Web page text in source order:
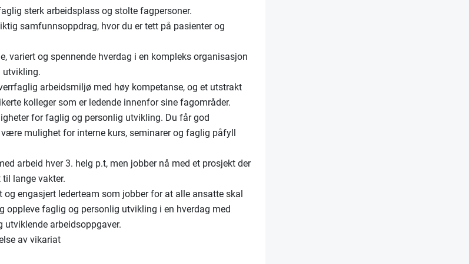
sterk arbeidsplass og stolte fagpersoner.
samfunnsoppdrag, hvor du er tett på pasienter og
variert og spennende hverdag i en kompleks organisasjon
utvikling.
arbeidsmiljø med høy kompetanse, og et utstrakt
kolleger som er ledende innenfor sine fagområder.
for faglig og personlig utvikling. Du får god
mulighet for interne kurs, seminarer og faglig påfyll
arbeid hver 3. helg p.t, men jobber nå med et prosjekt der
lange vakter.
og engasjert lederteam som jobber for at alle ansatte skal
oppleve faglig og personlig utvikling i en hverdag med
utviklende arbeidsoppgaver.
av vikariat